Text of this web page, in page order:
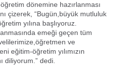
dönemine hazırlanması
çizerek, “Bugün,büyük mutluluk
yılına başlıyoruz.
emeği geçen tüm
ve
eğitim-öğretim yılımızın
diliyorum.” dedi.